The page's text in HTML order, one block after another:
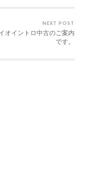
NEXT POST
オイントロ中古のご案内
です。